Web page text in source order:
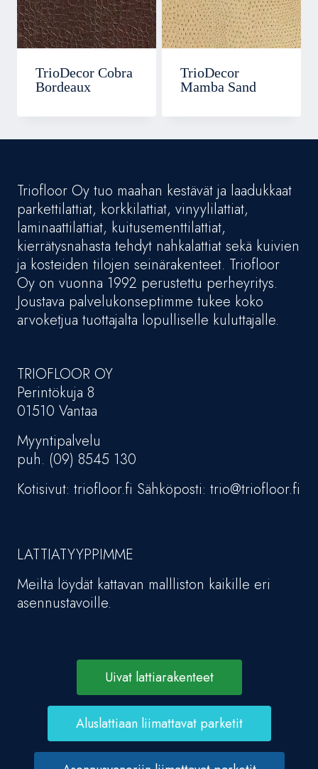
TrioDecor Cobra
Bordeaux
TrioDecor
Mamba Sand
Triofloor Oy tuo maahan kestävät ja laadukkaat
parkettilattiat, korkkilattiat, vinyylilattiat,
laminaattilattiat, kuitusementtilattiat,
kierrätysnahasta tehdyt nahkalattiat sekä kuivien
ja kosteiden tilojen seinärakenteet. Triofloor
Oy on vuonna 1992 perustettu perheyritys.
Joustava palvelukonseptimme tukee koko
arvoketjua tuottajalta lopulliselle kuluttajalle.
TRIOFLOOR OY
Perintökuja 8
01510 Vantaa
Myyntipalvelu
puh. (09) 8545 130
Kotisivut: triofloor.fi Sähköposti: trio@triofloor.fi
LATTIATYYPPIMME
Meiltä löydät kattavan mallliston kaikille eri
asennustavoille.
Uivat lattiarakenteet
Aluslattiaan liimattavat parketit